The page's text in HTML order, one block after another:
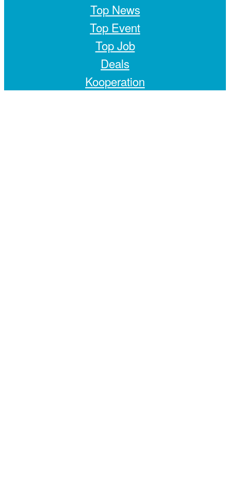
Top News
Top Event
Top Job
Deals
Kooperation